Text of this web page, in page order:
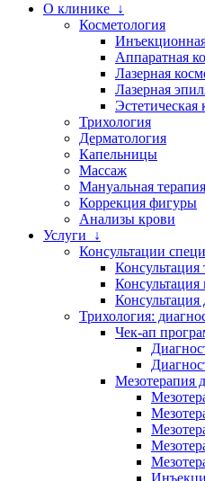
О клинике ↓
Косметология
Аппаратная
Лазерная
Лазерная
Эстетическая
Трихология
Дерматология
Капельницы
Массаж
Мануальная терапия
Коррекция фигуры
Анализы крови
Услуги ↓
Консультации
Консультация
Консультация
Консультация
Трихология:
Чек-ап
Мезотерапия